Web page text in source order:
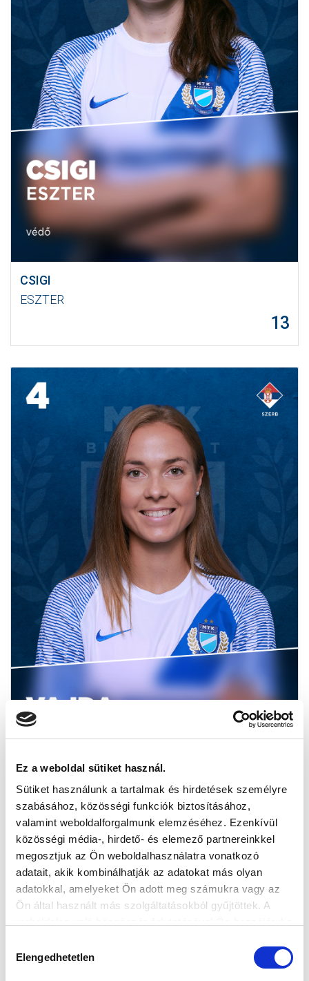
Ez a weboldal sütiket használ.
Sütiket használunk a tartalmak és hirdetések személyre
szabásához, közösségi funkciók biztosításához,
valamint weboldalforgalmunk elemzéséhez. Ezenkívül
közösségi média-, hirdető- és elemező partnereinkkel
megosztjuk az Ön weboldalhasználatra vonatkozó
adatait, akik kombinálhatják az adatokat más olyan
adatokkal, amelyeket Ön adott meg számukra vagy az
Ön által használt más szolgáltatásokból gyűjtöttek. A
kiválasztása
Elengedhetetlen
CSIGI
ESZTER
13
VAJDA
ORSOLYA